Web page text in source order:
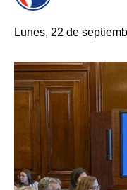
Lunes, 22 de